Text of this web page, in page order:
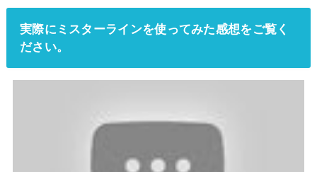
実際にミスターラインを使ってみた感想をご覧く
ださい。